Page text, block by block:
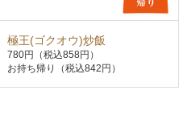
極王(ゴクオウ)炒飯
780円
（税込858円）
お持ち帰り（税込842円）